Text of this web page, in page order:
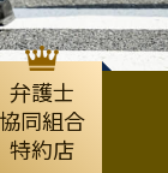
弁護士
協同組合
特約店